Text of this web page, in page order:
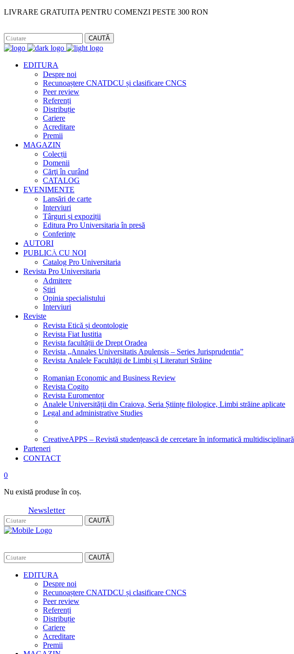
LIVRARE GRATUITA PENTRU COMENZI PESTE 300 RON
CAUTĂ
EDITURA
Despre noi
Recunoaștere CNATDCU și clasificare CNCS
Peer review
Referenți
Distribuție
Cariere
Acreditare
Premii
MAGAZIN
Colecții
Domenii
Cărţi în curând
CATALOG
EVENIMENTE
Lansări de carte
Interviuri
Târguri și expoziții
Editura Pro Universitaria în presă
Conferințe
AUTORI
PUBLICĂ CU NOI
Catalog Pro Universitaria
Revista Pro Universitaria
Admitere
Știri
Opinia specialistului
Interviuri
Reviste
Revista Etică și deontologie
Revista Fiat Iustitia
Revista facultății de Drept Oradea
Revista „Annales Universitatis Apulensis – Series Jurisprudentia”
Revista Analele Facultăţii de Limbi și Literaturi Străine
Romanian Economic and Business Review
Revista Cogito
Revista Euromentor
Analele Universității din Craiova, Seria Științe filologice, Limbi străine aplicate
Legal and administrative Studies
CreativeAPPS – Revistă studențească de cercetare în informatică multidisciplinară
Parteneri
CONTACT
0
Nu există produse în coș.
Newsletter
CAUTĂ
CAUTĂ
EDITURA
Despre noi
Recunoaștere CNATDCU și clasificare CNCS
Peer review
Referenți
Distribuție
Cariere
Acreditare
Premii